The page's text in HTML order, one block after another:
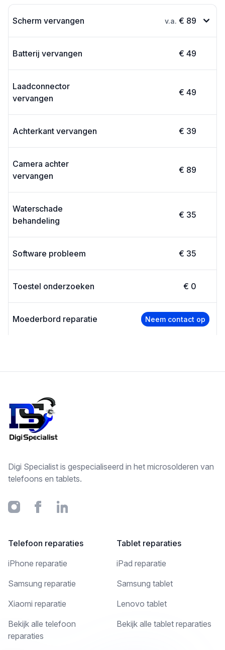
Scherm vervangen v.a. € 89
Batterij vervangen € 49
Laadconnector
vervangen
€ 49
Achterkant vervangen € 39
Camera achter
vervangen
€ 89
Waterschade
behandeling
€ 35
Software probleem € 35
Toestel onderzoeken € 0
Moederbord reparatie Neem contact op
Digi Specialist is gespecialiseerd in het microsolderen van
telefoons en tablets.
InstagramFacebookLinkedin
Telefoon reparaties
iPhone reparatie
Samsung reparatie
Xiaomi reparatie
Bekijk alle telefoon
reparaties
Tablet reparaties
iPad reparatie
Samsung tablet
Lenovo tablet
Bekijk alle tablet reparaties